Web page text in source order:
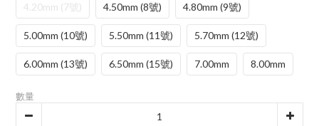
4.20mm (7號) 4.50mm (8號) 4.80mm (9號)
5.00mm (10號) 5.50mm (11號) 5.70mm (12號)
6.00mm (13號) 6.50mm (15號) 7.00mm 8.00mm
數量